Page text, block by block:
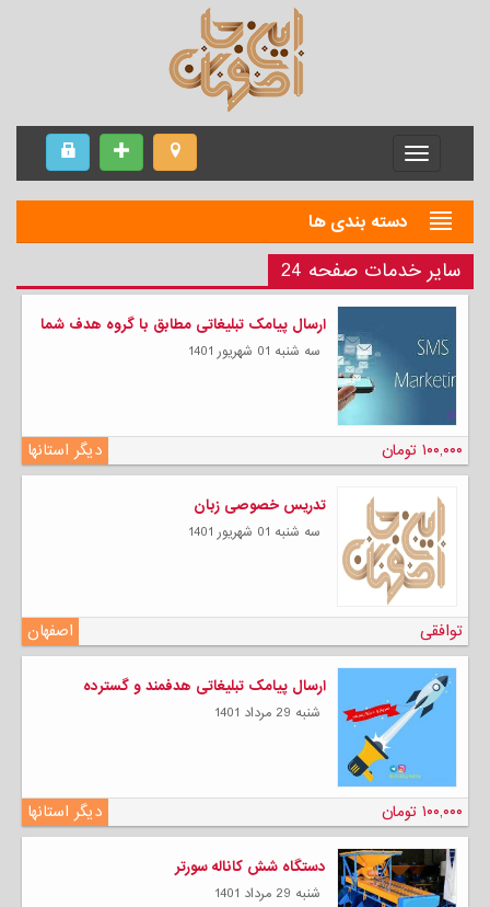
Menu
دسته بندی ها
سایر خدمات صفحه 24
ارسال پیامک تبلیغاتی مطابق با گروه هدف شما
سه شنبه 01 شهریور 1401
دیگر استانها ۱۰۰,۰۰۰ تومان
تدریس خصوصی زبان
سه شنبه 01 شهریور 1401
اصفهان توافقی
ارسال پیامک تبلیغاتی هدفمند و گسترده
شنبه 29 مرداد 1401
دیگر استانها ۱۰۰,۰۰۰ تومان
دستگاه شش کاناله سورتر
شنبه 29 مرداد 1401